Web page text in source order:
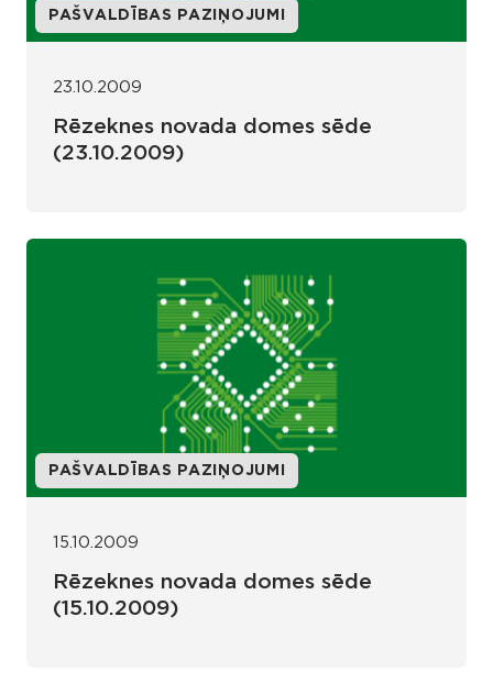
PAŠVALDĪBAS PAZIŅOJUMI
23.10.2009
Rēzeknes novada domes sēde
(23.10.2009)
PAŠVALDĪBAS PAZIŅOJUMI
15.10.2009
Rēzeknes novada domes sēde
(15.10.2009)